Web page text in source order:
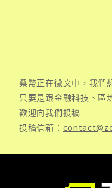
桑幣正在徵文中，我們
只要是跟金融科技、區
歡迎向我們投稿
投稿信箱：